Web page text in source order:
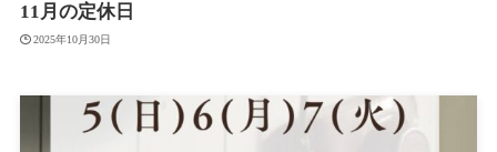
11月の定休日
2025年10月30日